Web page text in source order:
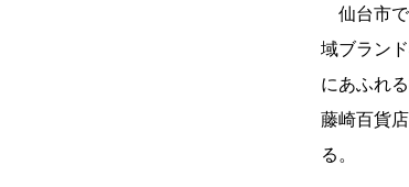
仙台市で
域ブラン
にあふれ
藤崎百貨
る。